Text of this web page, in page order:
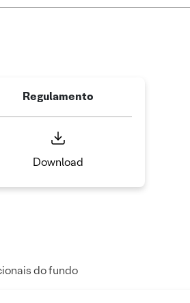
Regulamento
Download
do fundo